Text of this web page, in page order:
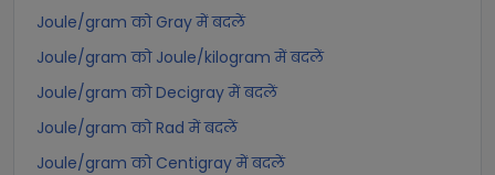
Joule/gram को Gray में बदलें
Joule/gram को Joule/kilogram में बदलें
Joule/gram को Decigray में बदलें
Joule/gram को Rad में बदलें
Joule/gram को Centigray में बदलें